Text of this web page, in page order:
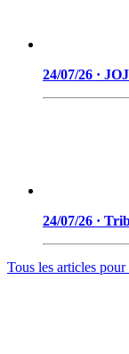
24/07/26 ·
24/07/26 ·
Tous les articles pour